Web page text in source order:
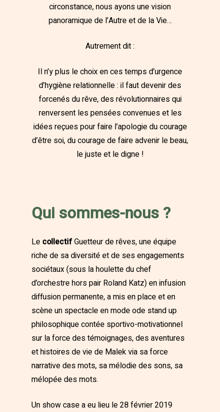
circonstance, nous ayons une vision
panoramique de l’Autre et de la Vie…
Autrement dit :
Il n’y plus le choix en ces temps d’urgence
d’hygiène relationnelle : il faut devenir des
forcenés du rêve, des révolutionnaires qui
renversent les pensées convenues et les
idées reçues pour faire l’apologie du courage
d’être soi, du courage de faire advenir le beau,
le juste et le digne !
Qui sommes-nous ?
Le collectifGuetteur de rêves, une équipe
riche de sa diversité et de ses engagements
sociétaux (sous la houlette du chef
d’orchestre hors pair Roland Katz) en infusion
diffusion permanente, a mis en place et en
scène un spectacle en mode ode stand up
philosophique contée sportivo-motivationnel
sur la force des témoignages, des aventures
et histoires de vie de Malek via sa force
narrative des mots, sa mélodie des sons, sa
mélopée des mots.
Un show case a eu lieu le 28 février 2019